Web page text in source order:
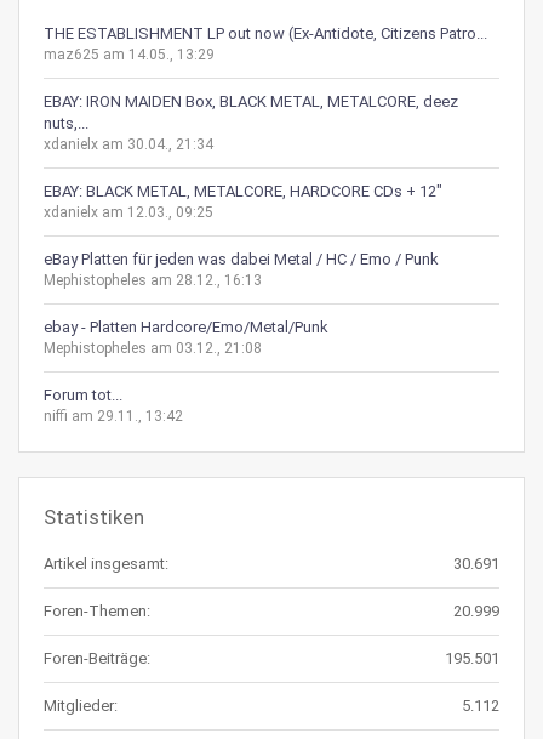
THE ESTABLISHMENT LP out now (Ex-Antidote, Citizens Patro...
maz625 am 14.05., 13:29
EBAY: IRON MAIDEN Box, BLACK METAL, METALCORE, deez
nuts,...
xdanielx am 30.04., 21:34
EBAY: BLACK METAL, METALCORE, HARDCORE CDs + 12"
xdanielx am 12.03., 09:25
eBay Platten für jeden was dabei Metal / HC / Emo / Punk
Mephistopheles am 28.12., 16:13
ebay - Platten Hardcore/Emo/Metal/Punk
Mephistopheles am 03.12., 21:08
Forum tot...
niffi am 29.11., 13:42
Statistiken
Artikel insgesamt: 30.691
Foren-Themen: 20.999
Foren-Beiträge: 195.501
Mitglieder: 5.112